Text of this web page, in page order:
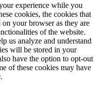
experience while you
cookies, the cookies that
on your browser as they are
of the website.
us analyze and understand
will be stored in your
have the option to opt-out
of these cookies may have